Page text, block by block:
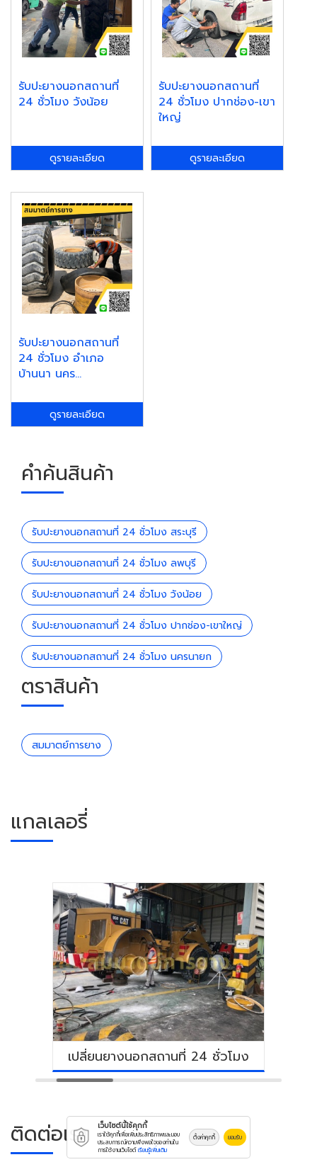
รับปะยางนอกสถานที่
24 ชั่วโมง วังน้อย
ดูรายละเอียด
รับปะยางนอกสถานที่
24 ชั่วโมง ปากช่อง-เขา
ใหญ่
ดูรายละเอียด
รับปะยางนอกสถานที่
24 ชั่วโมง อำเภอ
บ้านนา นคร...
ดูรายละเอียด
คำค้นสินค้า
รับปะยางนอกสถานที่ 24 ชั่วโมง สระบุรี
รับปะยางนอกสถานที่ 24 ชั่วโมง ลพบุรี
รับปะยางนอกสถานที่ 24 ชั่วโมง วังน้อย
รับปะยางนอกสถานที่ 24 ชั่วโมง ปากช่อง-เขาใหญ่
รับปะยางนอกสถานที่ 24 ชั่วโมง นครนายก
ตราสินค้า
สมมาตย์การยาง
แกลเลอรี่
รับปะยางรถกระบะ
ติดต่อเรา เว็บไซต์นี้ใช้คุกกี้
เราใช้คุกกี้เพื่อเพิ่มประสิทธิภาพและมอบ
ประสบการณ์ความพึงพอใจของท่านใน
การใช้งานเว็บไซต์เรียนรู้เพิ่มเติม
ตั้งค่าคุกกี้ ยอมรับ